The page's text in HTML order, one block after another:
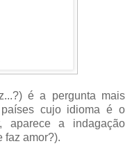
é a pergunta mais
cujo idioma é o
aparece a indagação
faz amor?).